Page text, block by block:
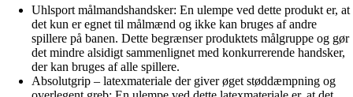
Uhlsport målmandshandsker: En ulempe ved dette produkt er, at
det kun er egnet til målmænd og ikke kan bruges af andre
spillere på banen. Dette begrænser produktets målgruppe og gør
det mindre alsidigt sammenlignet med konkurrerende handsker,
der kan bruges af alle spillere.
Absolutgrip – latexmateriale der giver øget støddæmpning og